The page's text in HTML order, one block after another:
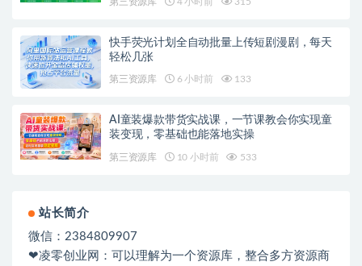
快手荧光计划全自动批量上传短剧漫剧，每天
轻松几张
第三资源库 6 小时前 133
AI童装爆款带货实战课，一节课教会你实现童
装变现，零基础也能落地实操
第三资源库 10 小时前 533
站长简介
微信：2384809907
❤凌零创业网：可以理解为一个资源库，整合多方资源商